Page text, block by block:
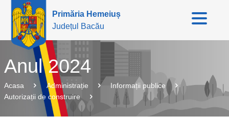
Primăria Hemeiuș
Județul Bacău
Anul 2024
Acasa Administrație
Informații publice
Autorizații de construire